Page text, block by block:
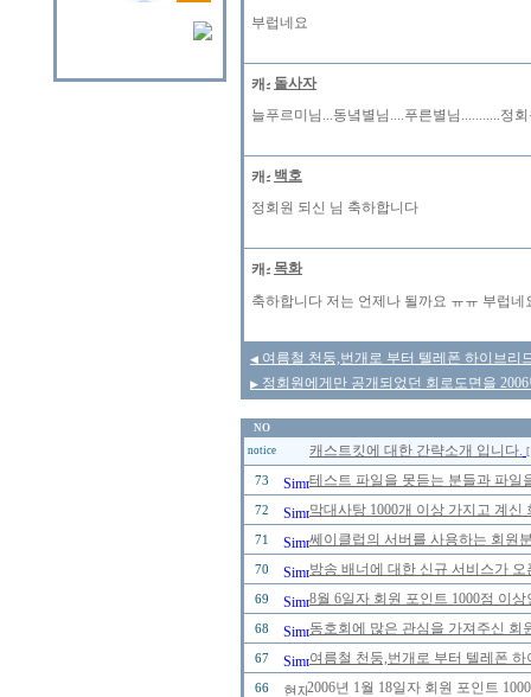
부럽네요
돌사자
늘푸르미님...동녘별님....푸른별님...........정
백호
정회원 되신 님 축하합니다
목화
축하합니다 저는 언제나 될까요 ㅠㅠ 부럽네
◀ 여름철 천둥,번개로 부터 텔레폰 하이브리
▶ 정회원에게만 공개되었던 회로도면을
NO
notice
캐스트킷에 대한 간략소개 입니다.
73 테스트 파일을 못듣는 분들과 파
72 막대사탕 1000개 이상 가지고 계
71 쎄이클럽의 서버를 사용하는 회원
70 방송 배너에 대한 신규 서비스가
69 8월 6일자 회원 포인트 1000점 이
68 동호회에 많은 관심을 가져주신
67 여름철 천둥,번개로 부터 텔레폰
66 2006년 1월 18일자 회원 포인트